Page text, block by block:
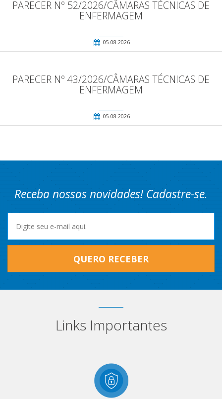
PARECER Nº 52/2026/CÂMARAS TÉCNICAS DE
ENFERMAGEM
05.08.2026
PARECER Nº 43/2026/CÂMARAS TÉCNICAS DE
ENFERMAGEM
05.08.2026
Receba nossas novidades! Cadastre-se.
QUERO RECEBER
Links Importantes